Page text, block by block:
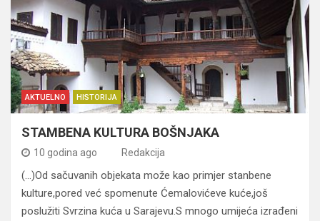
AKTUELNO HISTORIJA
STAMBENA KULTURA BOŠNJAKA
10 godina ago Redakcija
(…)Od sačuvanih objekata može kao primjer stanbene
kulture,pored već spomenute Ćemalovićeve kuće,još
poslužiti Svrzina kuća u Sarajevu.S mnogo umijeća izrađeni